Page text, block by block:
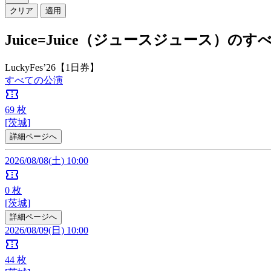
クリア 適用
Juice=Juice（ジュースジュース）のす
LuckyFes’26【1日券】
すべての公演
confirmation_number
69 枚
[茨城]
詳細ページへ
2026/08/08(土) 10:00
confirmation_number
0 枚
[茨城]
詳細ページへ
2026/08/09(日) 10:00
confirmation_number
44 枚